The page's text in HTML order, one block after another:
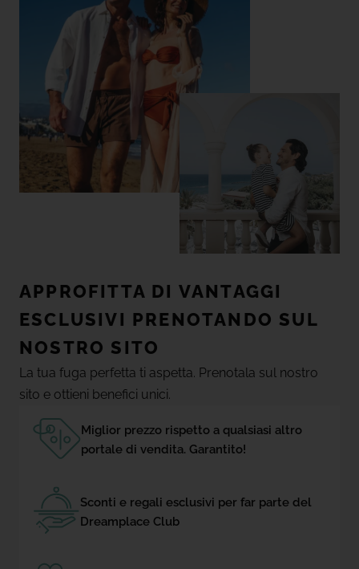
APPROFITTA DI VANTAGGI
ESCLUSIVI PRENOTANDO SUL
NOSTRO SITO
La tua fuga perfetta ti aspetta. Prenotala sul nostro
sito e ottieni benefici unici.
Miglior prezzo rispetto a qualsiasi altro
portale di vendita. Garantito!
Sconti e regali esclusivi per far parte del
Dreamplace Club